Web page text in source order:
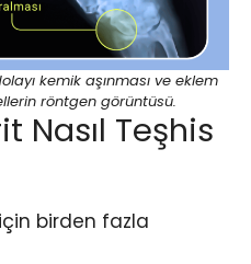
kemik aşınması ve eklem
röntgen görüntüsü.
Nasıl Teşhis
birden fazla